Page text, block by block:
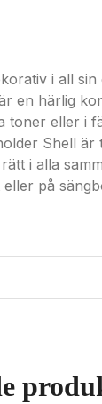
i all sin
en härlig
toner eller i
Shell är
i alla
på